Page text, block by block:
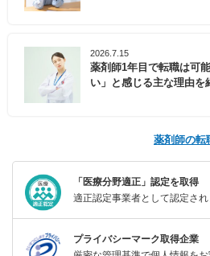
2026.7.15
薬剤師1年目で転職は可
い」と感じる主な理由を
薬剤師の転
「医療分野適正」認定を取得
適正認定事業者として認定され
プライバシーマーク取得企業